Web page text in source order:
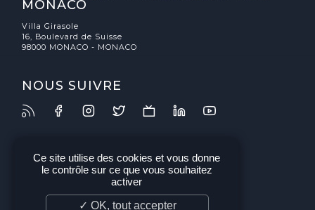
MONACO
Villa Girasole
16, Boulevard de Suisse
98000 MONACO - MONACO
NOUS SUIVRE
Ce site utilise des cookies et vous donne
le contrôle sur ce que vous souhaitez
activer
✓ OK, tout accepter